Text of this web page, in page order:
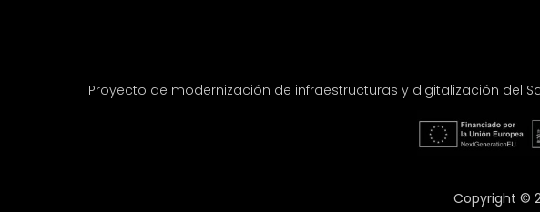
Proyecto de modernización de infraestructuras y digitalización del
Copyright ©